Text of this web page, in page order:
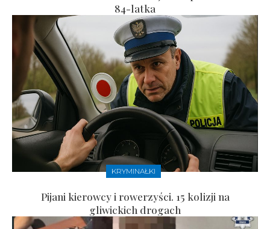
84-latka
KRYMINAŁKI
Pijani kierowcy i rowerzyści. 15 kolizji na
gliwickich drogach